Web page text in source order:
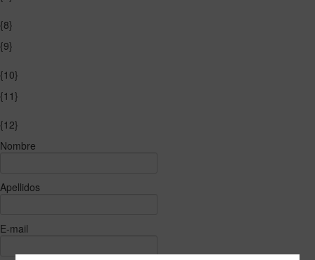
{8}
{9}
{10}
{11}
{12}
Nombre
Apellidos
E-mail